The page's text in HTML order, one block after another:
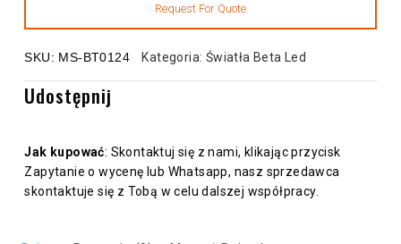
SKU: MS-BT0124 Kategoria: Światła Beta Led
Udostępnij
Jak kupować: Skontaktuj się z nami, klikając przycisk
Zapytanie o wycenę lub Whatsapp, nasz sprzedawca
skontaktuje się z Tobą w celu dalszej współpracy.